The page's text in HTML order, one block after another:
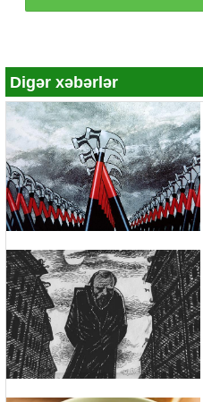
Digər xəbərlər